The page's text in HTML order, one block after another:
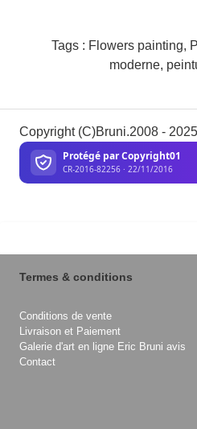
Tags : Flowers painting,
moderne,
Copyright (C)Bruni.2008 - 2025
Termes & conditions
Conditions de vente
Livraison et Paiement
Galerie d'art en ligne Eric Bruni avis
Contact